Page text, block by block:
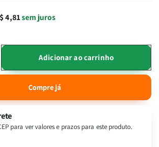
4,81sem juros
Adicionar ao carrinho
Compre já
para ver valores e prazos para este produto.